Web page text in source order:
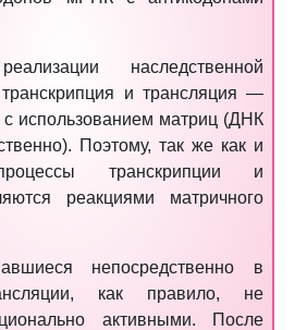
наследственной
и трансляция —
использованием матриц (ДНК
Поэтому, так же как и
транскрипции и
реакциями матричного
непосредственно в
как правило, не
активными. После